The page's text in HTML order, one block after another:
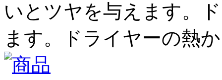
いとツヤを与えます。
ます。ドライヤーの熱